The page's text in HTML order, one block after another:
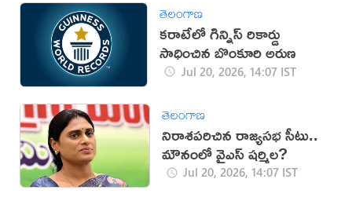
తెలంగాణ
కరాటేలో గిన్నిస్ రికార్డు
సాధించిన బొంకూరి అరుణ
Jul 20, 2026, 14:07 IST
తెలంగాణ
నిరాశపరిచిన రాజ్యసభ సీటు..
మౌనంలో వైఎస్ షర్మిల?
Jul 20, 2026, 14:07 IST